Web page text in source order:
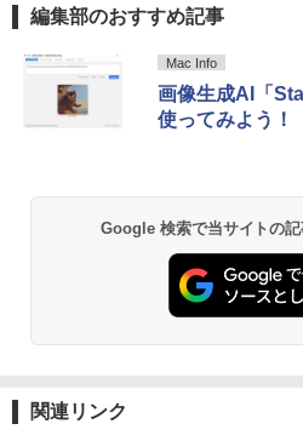
c Intel N5030
B3.2×4 3画
4.2 ミニPC
￥39,980
DELL/デル
世代 Core i7-
D 256GB/
DP】中古/送
￥54,000
3
ルHD）IPSパ
スプレイポー
￥4,980
2
【期間限定
まで】 モニ
イ ベゼル デ
モニター 壁
nc 21.5イン
ライトカット
ノングレア
￥770
【いたわりセ
こやかに過
Anker
￥7,990
￥5,990
BRUCE
￥250
[Explicit]
￥250
【
￥1,112
富士山の天然水
ウォーター ペ
ットル (Smart
￥1,380
薬屋のひとり
￥770
エース)
￥832
編集部のおすすめ記事
Mac Info
画像生成AI「
使ってみよう！
Google 検索で当サイトの
関連リンク